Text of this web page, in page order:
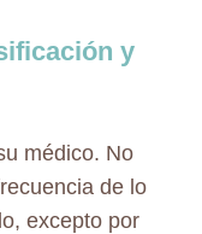
y
médico. No
de lo
excepto por